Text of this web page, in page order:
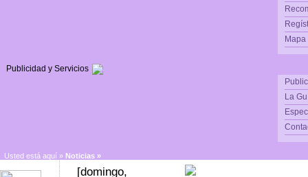
Publicidad y Servicios
La
Usted está aquí » Noticias »
[domingo,